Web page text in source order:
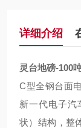
详细介绍
灵台地磅-100
C型全钢台面
新一代电子汽
状）结构，整